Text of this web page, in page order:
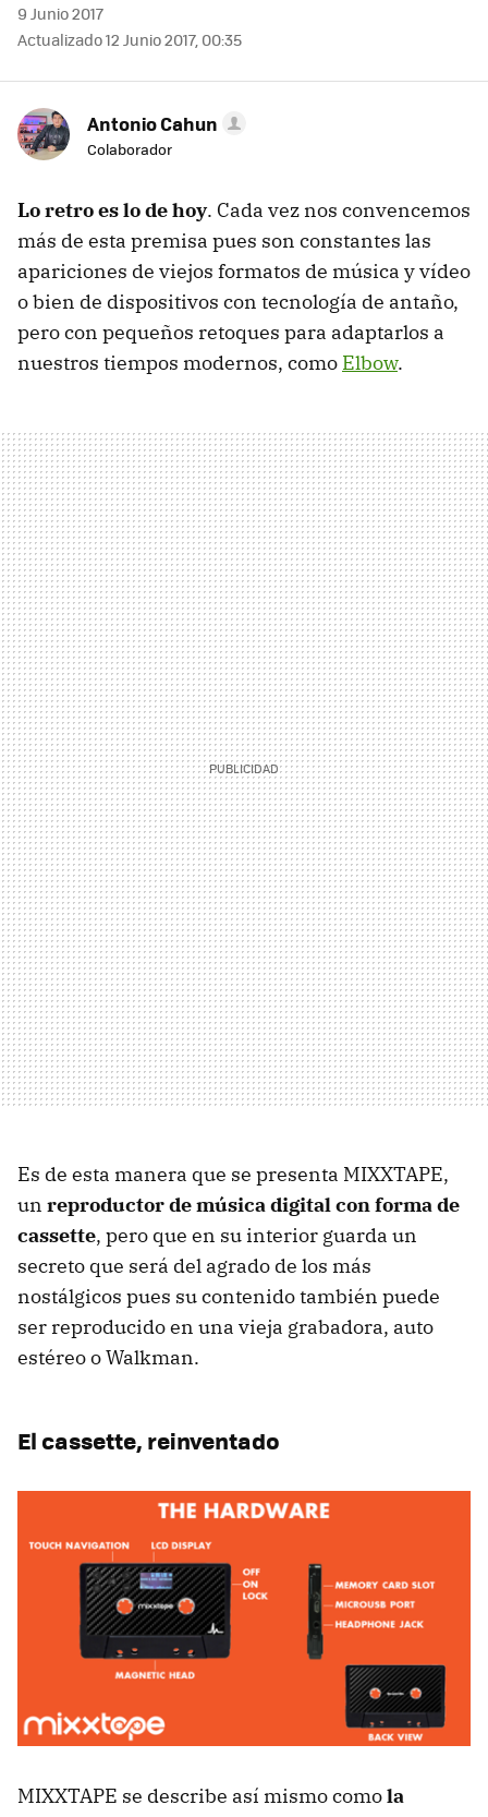
9 Junio 2017
Actualizado 12 Junio 2017, 00:35
Antonio Cahun
Colaborador
Lo retro es lo de hoy. Cada vez nos convencemos
más de esta premisa pues son constantes las
apariciones de viejos formatos de música y vídeo
o bien de dispositivos con tecnología de antaño,
pero con pequeños retoques para adaptarlos a
nuestros tiempos modernos, como Elbow.
Es de esta manera que se presenta MIXXTAPE,
un reproductor de música digital con forma de
cassette, pero que en su interior guarda un
secreto que será del agrado de los más
nostálgicos pues su contenido también puede
ser reproducido en una vieja grabadora, auto
estéreo o Walkman.
El cassette, reinventado
MIXXTAPE se describe así mismo comola